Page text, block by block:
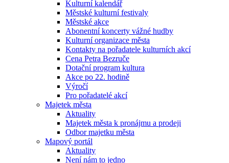
Kulturní kalendář
Městské kulturní festivaly
Městské akce
Abonentní koncerty vážné hudby
Kulturní organizace města
Kontakty na pořadatele kulturních akcí
Cena Petra Bezruče
Dotační program kultura
Akce po 22. hodině
Výročí
Pro pořadatelé akcí
Majetek města
Aktuality
Majetek města k pronájmu a prodeji
Odbor majetku města
Mapový portál
Aktuality
Není nám to jedno